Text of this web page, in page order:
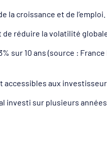
la croissance et de l’emploi.
réduire la volatilité
sur 10 ans (source :
aux
investi sur plusieurs années.